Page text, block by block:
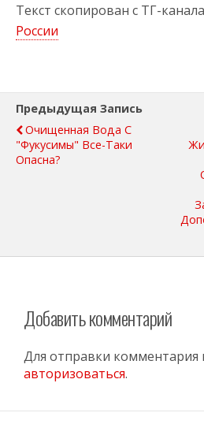
Текст скопирован с ТГ-
России
Предыдущая Запись
Очищенная Вода С
"Фукусимы" Все-Таки
Опасна?
Добавить комментарий
Для отправки
авторизоваться.